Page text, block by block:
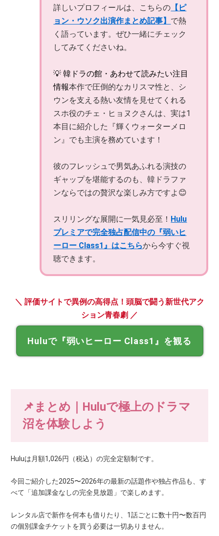
詳しいプロフィールは、こちらの 【ピ
ョン・ウソク出演作まとめ記事】 で熱
く語っています。ぜひ一緒にチェック
してみてくださいね。
💡 韓ドラの館・あわせて読みたい注目
情報本作で圧倒的なカリスマ性と、シ
ウンを支える熱い友情を見せてくれる
スホ役のチェ・ヒョヌクさんは、実は1
本目に紹介した『輝くウォーターメロ
ン』でも主演を務めています！
彼のフレッシュで男気あふれる演技の
ギャップを堪能するのも、韓ドラファ
ンならではの贅沢な楽しみ方ですよ😊
スリリングな展開に一気見必至！ Hulu
プレミアで完全独占配信中の『弱いヒ
ーロー Class1』はこちらから今すぐ視
聴できます。
＼ 評価サイトで異例の高得点！頭脳で闘う新世代アク
ション青春劇 ／
Huluで『弱いヒーロー Class1』を観る
📌まとめ｜Huluで極上のドラマ
沼を体験しよう
Huluは月額1,026円（税込）の完全定額制です。
今回ご紹介した2025〜2026年の最新の話題作や独占作品も、す
べて「追加課金なしの完全見放題」で楽しめます。
レンタル店で新作を何本も借りたり、1話ごとに数十円〜数百円
の個別課金チケットを買う必要は一切ありません。